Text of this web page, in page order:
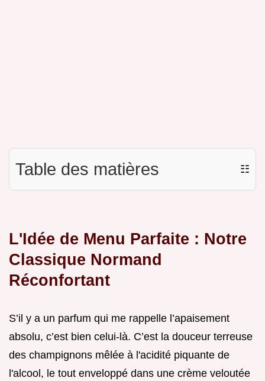
Table des matières ☷
L'Idée de Menu Parfaite : Notre
Classique Normand
Réconfortant
S’il y a un parfum qui me rappelle l’apaisement
absolu, c’est bien celui-là. C’est la douceur terreuse
des champignons mêlée à l'acidité piquante de
l'alcool, le tout enveloppé dans une crème veloutée